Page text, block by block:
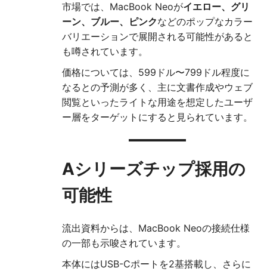
市場では、MacBook Neoがイエロー、グリ
ーン、ブルー、ピンクなどのポップなカラー
バリエーションで展開される可能性があると
も噂されています。
価格については、599ドル〜799ドル程度に
なるとの予測が多く、主に文書作成やウェブ
閲覧といったライトな用途を想定したユーザ
ー層をターゲットにすると見られています。
Aシリーズチップ採用の
可能性
流出資料からは、MacBook Neoの接続仕様
の一部も示唆されています。
本体にはUSB-Cポートを2基搭載し、さらに